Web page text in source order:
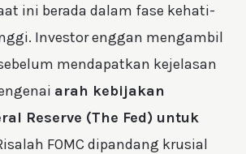
ini berada dalam fase kehati-
Investor enggan mengambil
mendapatkan kejelasan
arah kebijakan
Reserve (The Fed) untuk
FOMC dipandang krusial